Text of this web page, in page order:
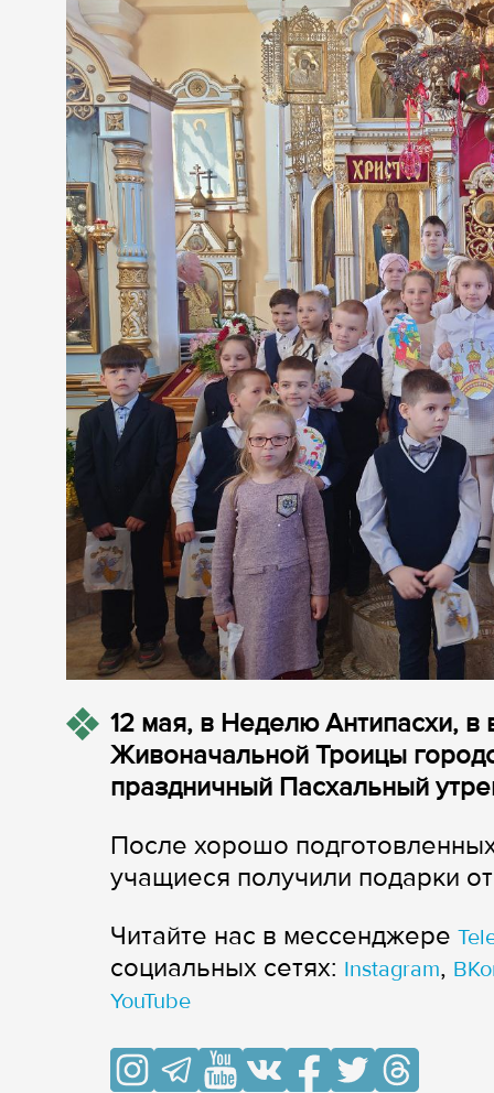
12 мая, в Неделю Антипасхи,
Живоначальной Троицы
праздничный Пасхальный
После хорошо
учащиеся получили подарки
Читайте нас в мессенджере
cоциальных сетях: Instagram,
YouTube